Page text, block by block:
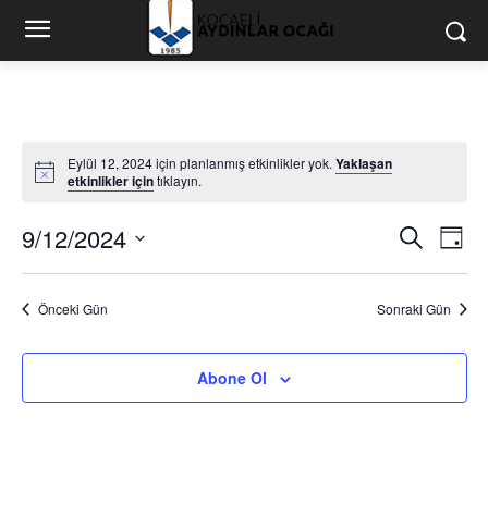
Notice
Eylül 12, 2024 için planlanmış etkinlikler yok. Yaklaşan
etkinlikler içintıklayın.
arama
ve
Ara Gün
9/12/2024
Önceki Gün
Sonraki Gün
Abone Ol